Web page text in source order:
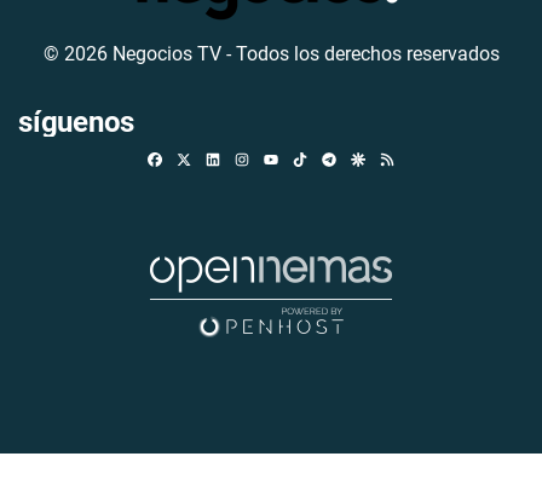
© 2026 Negocios TV - Todos los derechos reservados
síguenos
FacebookLinkedinInstagramTikTokTelegramGoogle Discover